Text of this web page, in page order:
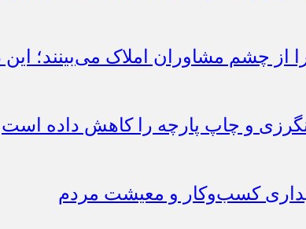
از چشم مشاوران املاک می‌بینند؛
و چاپ پارچه را کاهش داده است
کسب‌وکار و معیشت مردم